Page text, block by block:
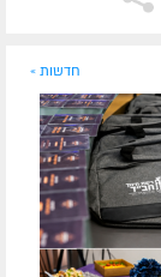
חדשות »